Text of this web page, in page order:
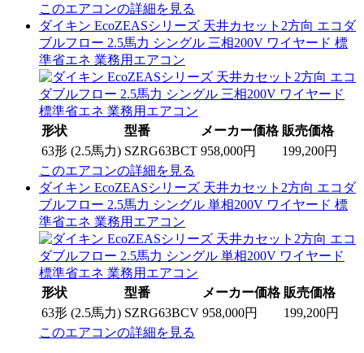
このエアコンの詳細を見る
ダイキン EcoZEASシリーズ 天井カセット2方向 エコダ
ブルフロー 2.5馬力 シングル 三相200V ワイヤード 標
準省エネ 業務用エアコン
形状 型番 メーカー価格 販売価格
63形 (2.5馬力) SZRG63BCT 958,000円
199,200円
このエアコンの詳細を見る
ダイキン EcoZEASシリーズ 天井カセット2方向 エコダ
ブルフロー 2.5馬力 シングル 単相200V ワイヤード 標
準省エネ 業務用エアコン
形状 型番 メーカー価格 販売価格
63形 (2.5馬力) SZRG63BCV 958,000円
199,200円
このエアコンの詳細を見る